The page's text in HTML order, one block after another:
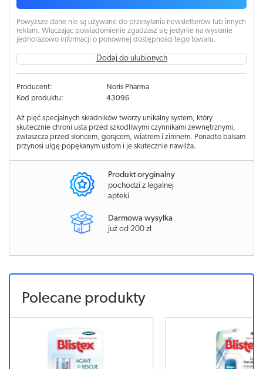
Powyższe dane nie są używane do przesyłania newsletterów lub innych
reklam. Włączając powiadomienie zgadzasz się jedynie na wysłanie
jednorazowo informacji o ponownej dostępności tego towaru.
Dodaj do ulubionych
Producent:
Noris Pharma
Kod produktu:
43096
Aż pięć specjalnych składników tworzy unikalny system, który
skutecznie chroni usta przed szkodliwymi czynnikami zewnętrznymi,
zwłaszcza przed słońcem, gorącem, wiatrem i zimnem. Ponadto balsam
przynosi ulgę popękanym ustom i je skutecznie nawilża.
Produkt oryginalny
pochodzi z legalnej
apteki
Darmowa wysyłka
już od 200 zł
Polecane produkty